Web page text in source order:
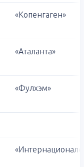
«Копенгаген»
«Аталанта»
«Фулхэм»